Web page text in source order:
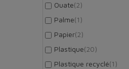
Ouate(2)
Palme(1)
Papier(2)
Plastique(20)
Plastique recyclé(1)